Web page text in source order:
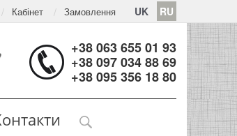
UK RU
Кабінет Замовлення
+38 063 655 01 93
+38 097 034 88 69
+38 095 356 18 80